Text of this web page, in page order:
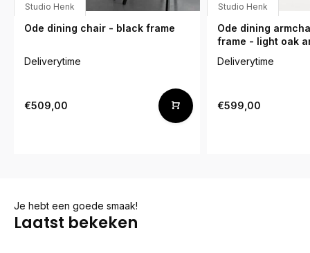
Studio Henk
Ode dining chair - black frame
Deliverytime
€509,00
Studio Henk
Ode dining
frame - light oak
Deliverytime
€599,00
Je hebt een goede smaak!
Laatst bekeken